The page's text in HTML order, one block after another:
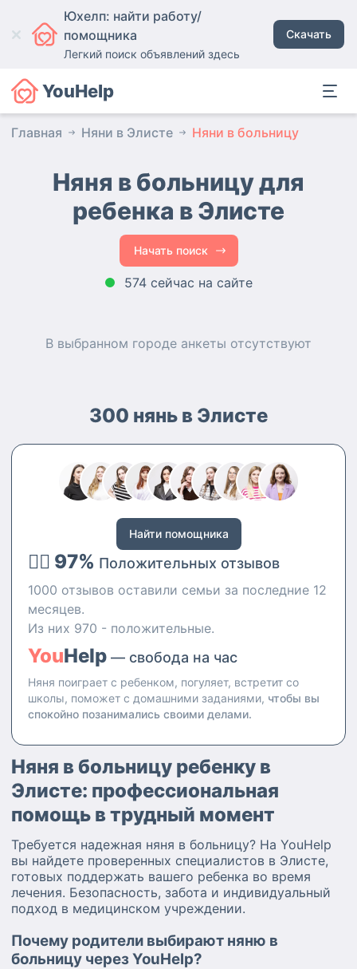
Юхелп: найти работу/
помощника
Легкий поиск объявлений здесь
Скачать
YouHelp
Главная Няни в Элисте Няни в больницу
Няня в больницу для
ребенка в Элисте
Начать поиск
574 сейчас на сайте
В выбранном городе анкеты отсутствуют
300 нянь в Элисте
Найти помощника
👍🏻 97% Положительных отзывов
1000 отзывов оставили семьи за последние 12
месяцев.
Из них 970 - положительные.
YouHelp — свобода на час
Няня поиграет с ребенком, погуляет, встретит со
школы, поможет с домашними заданиями, чтобы вы
спокойно позанимались своими делами.
Няня в больницу ребенку в
Элисте: профессиональная
помощь в трудный момент
Требуется надежная няня в больницу? На YouHelp
вы найдете проверенных специалистов в Элисте,
готовых поддержать вашего ребенка во время
лечения. Безопасность, забота и индивидуальный
подход в медицинском учреждении.
Почему родители выбирают няню в
больницу через YouHelp?